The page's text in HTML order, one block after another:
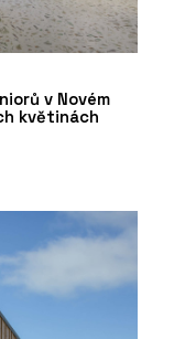
v Novém
květinách